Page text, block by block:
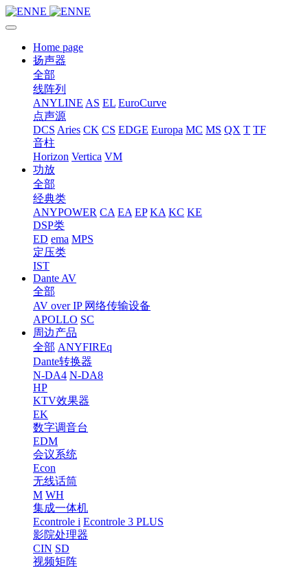
Home page
扬声器
全部
线阵列
ANYLINE AS EL EuroCurve
点声源
DCS Aries CK CS EDGE Europa MC MS QX T TF
音柱
Horizon Vertica VM
功放
全部
经典类
ANYPOWER CA EA EP KA KC KE
DSP类
ED ema MPS
定压类
IST
Dante AV
全部
AV over IP 网络传输设备
APOLLO SC
周边产品
全部 ANYFIREq
Dante转换器
N-DA4 N-DA8
HP
KTV效果器
EK
数字调音台
EDM
会议系统
Econ
无线话筒
M WH
集成一体机
Econtrole i Econtrole 3 PLUS
影院处理器
CIN SD
视频矩阵